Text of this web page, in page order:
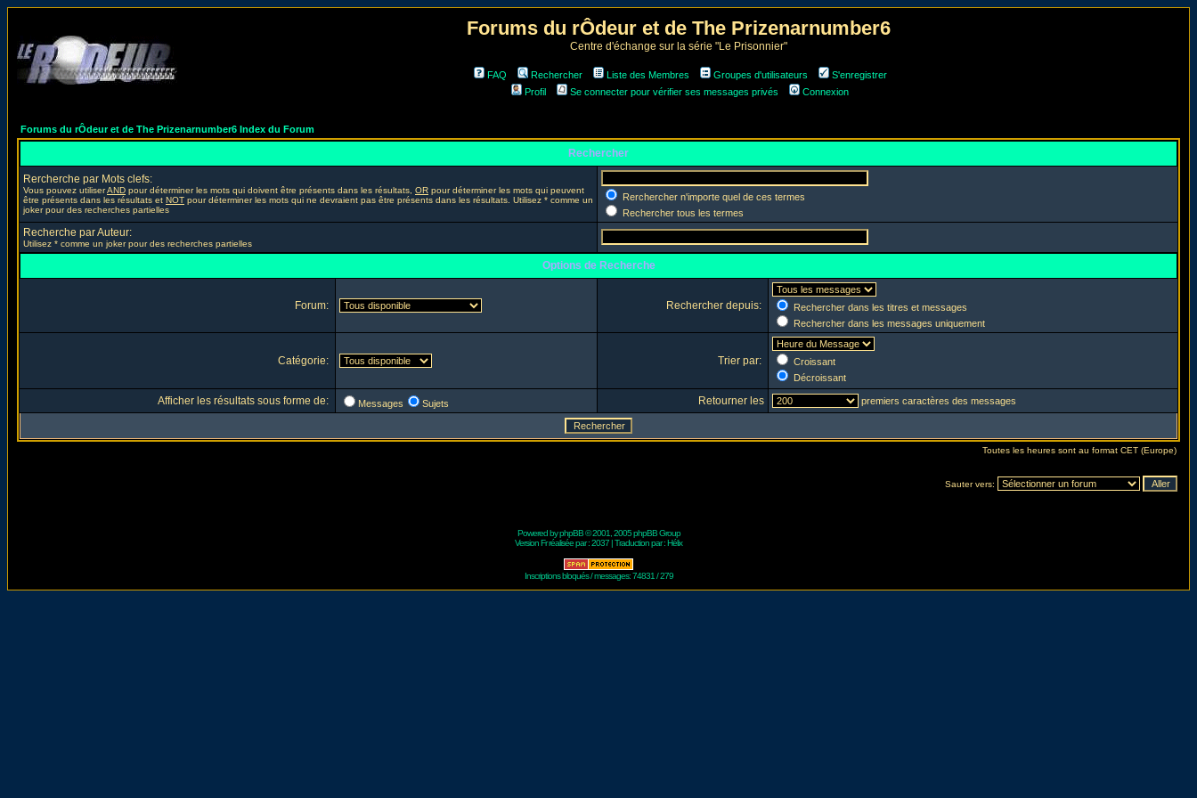
Forums du rÔdeur et de The Prizenarnumber6
Centre d'échange sur la série "Le Prisonnier"
FAQ Rechercher Liste des Membres Groupes d'utilisateurs
S'enregistrer
Profil
Se connecter pour vérifier ses messages privés Connexion
Forums du rÔdeur et de The Prizenarnumber6 Index du Forum
Rechercher
Rercherche par Mots clefs:
Vous pouvez utiliserAND pour déterminer les mots qui doivent être présents dans les résultats, OR pour déterminer les mots qui peuvent
être présents dans les résultats et NOT pour déterminer les mots qui ne devraient pas être présents dans les résultats. Utilisez * comme un
joker pour des recherches partielles
Rerchercher n'importe quel de ces termes
Rechercher tous les termes
Recherche par Auteur:
Utilisez * comme un joker pour des recherches partielles
Options de Recherche
Forum: Rechercher depuis:
Rechercher dans les titres et messages
Rechercher dans les messages uniquement
Catégorie: Trier par:
Croissant
Décroissant
Afficher les résultats sous forme de: Messages Sujets Retourner les premiers caractères des messages
Toutes les heures sont au format CET (Europe)
Sauter vers:
Powered byphpBB© 2001, 2005 phpBB Group
Version Fr réalisée par :2037 | Traduction par :Hélix
Inscriptions bloqués / messages: 74831 / 279